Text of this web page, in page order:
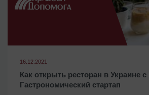
16.12.2021
Как открыть ресторан в Украине с
Гастрономический стартап